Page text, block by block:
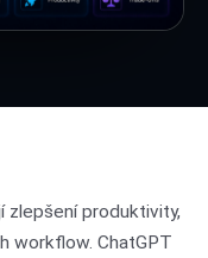
zlepšení produktivity,
workflow. ChatGPT